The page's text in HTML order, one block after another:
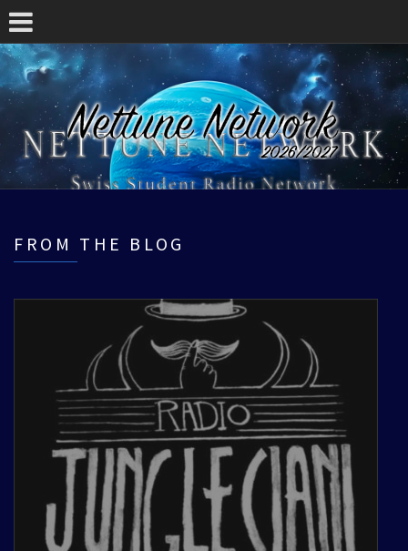
FROM THE BLOG